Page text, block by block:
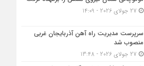
سرپرست مدیریت راه آهن آذربایجان غربی
منصوب شد